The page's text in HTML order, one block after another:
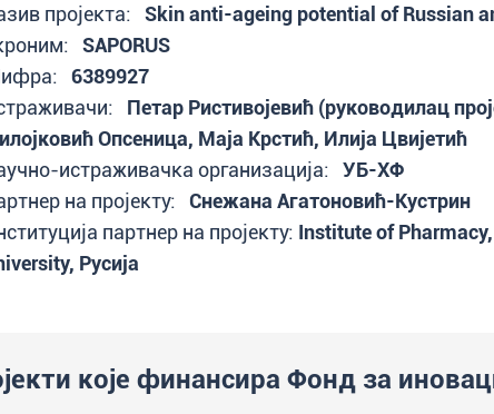
пројекта: Skin anti-ageing potential of Russian
SAPORUS
6389927
Петар Ристивојевић (руководилац
Опсеница, Маја Крстић, Илија Цвијетић
истраживачка организација: УБ-ХФ
на пројекту: Снежана Агатоновић-Кустрин
партнер на пројекту: Institute of
Русија
које финансира Фонд за